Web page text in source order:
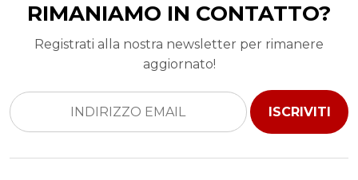
RIMANIAMO IN CONTATTO?
Registrati alla nostra newsletter per rimanere
aggiornato!
ISCRIVITI